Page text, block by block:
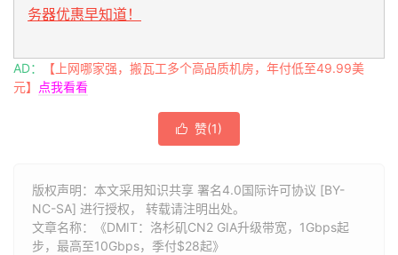
务器优惠早知道！
AD：
【上网哪家强，搬瓦工多个高品质机房，年付低至49.99美
元】
点我看看
 赞(1)
版权声明：本文采用知识共享 署名4.0国际许可协议 [BY-
NC-SA] 进行授权， 转载请注明出处。
文章名称：《DMIT：洛杉矶CN2 GIA升级带宽，1Gbps起
步，最高至10Gbps，季付$28起》